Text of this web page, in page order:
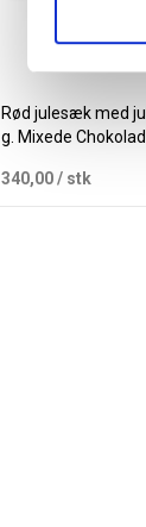
Rød julesæk med
g. Mixede
340,00/ stk